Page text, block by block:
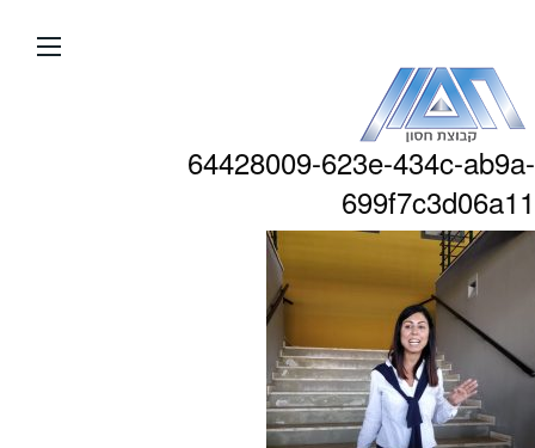
העמוד
64428009-623e-434c-ab9a-
699f7c3d06a11